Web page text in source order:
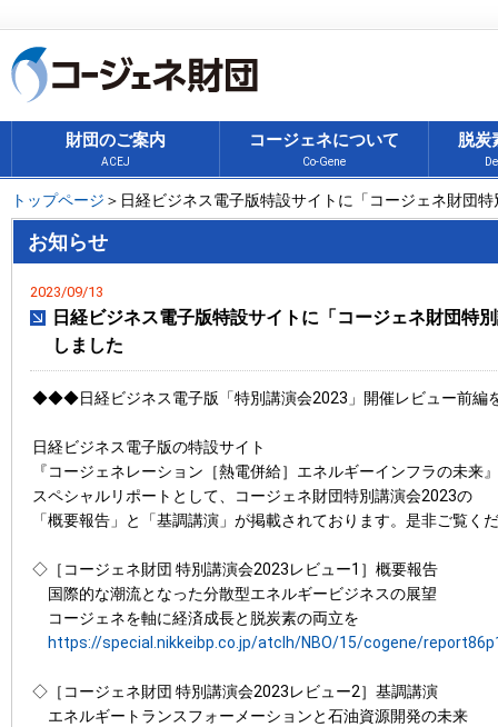
財団のご案内
ACEJ
コージェネについて
Co-Gene
脱炭
トップページ ＞日経ビジネス電子版特設サイトに「コージェネ財団
お知らせ
2023/09/13
日経ビジネス電子版特設サイトに「コージェネ財団特
しました
◆◆◆日経ビジネス電子版「特別講演会2023」開催レビュー前
日経ビジネス電子版の特設サイト
『コージェネレーション［熱電併給］エネルギーインフラの未来
スペシャルリポートとして、コージェネ財団特別講演会2023の
「概要報告」と「基調講演」が掲載されております。是非ご覧く
◇［コージェネ財団 特別講演会2023レビュー1］概要報告
国際的な潮流となった分散型エネルギービジネスの展望
コージェネを軸に経済成長と脱炭素の両立を
https://special.nikkeibp.co.jp/atclh/NBO/15/cogene/
◇［コージェネ財団 特別講演会2023レビュー2］基調講演
エネルギートランスフォーメーションと石油資源開発の未来